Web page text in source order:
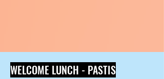
WELCOME LUNCH - PASTIS